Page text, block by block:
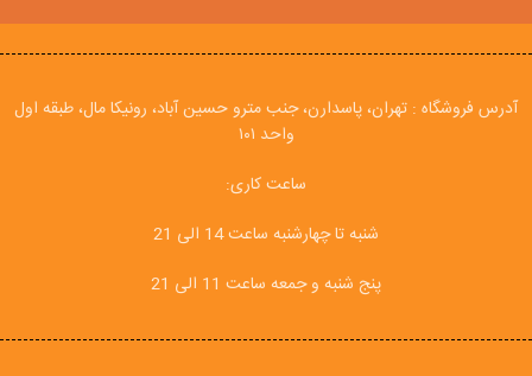
آدرس فروشگاه : تهران، پاسدارن، جنب مترو حسین آباد، رونیکا مال، طبقه اول
واحد ۱۰۱
ساعت کاری:
شنبه تا چهارشنبه ساعت 14 الی 21
پنج شنبه و جمعه ساعت 11 الی 21